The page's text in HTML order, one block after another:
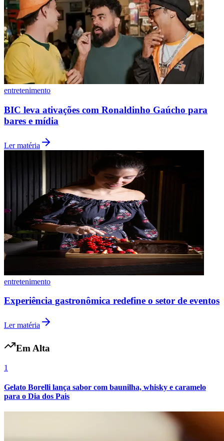
Botafogo
Grêmio
entretenimento
BIC leva ativações com Ronaldinho Gaúcho para
bares e mídia
Ler matéria
entretenimento
Experiência gastronômica redefine o setor de eventos
Ler matéria
Em Alta
1
Gelato Borelli lança sabor com baunilha, whisky e caramelo
para o Dia dos Pais